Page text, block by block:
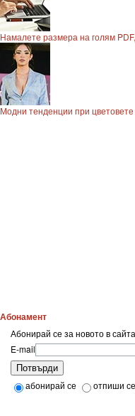
Намалете размера на голям
Модни тенденции при
Абонамент
Абонирай се за новото в сайта
E-mail
Потвърди
абонирай се отпиши се